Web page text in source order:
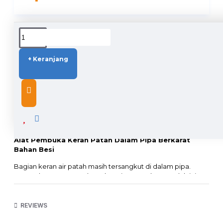
+ Keranjang
DUKUNGAN PENGIRIMAN
DESCRIPTION
Alat Pembuka Keran Patah Dalam Pipa Berkarat
Bahan Besi
Bagian keran air patah masih tersangkut di dalam pipa.
Jangan langsung membongkar pipa, gunakan produk ini,
akan dengan mudah membantu anda mengeluarkan sisa
REVIEWS